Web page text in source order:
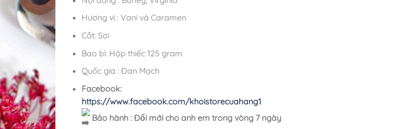
Hương vị : Vani và Caramen
Cắt: Sợi
Bao bì: Hộp thiếc 125 gram
Quốc gia : Đan Mạch
Facebook:
https://www.facebook.com/khoistorecuahang1
Bảo hành : Đổi mới cho anh em trong vòng 7 ngày